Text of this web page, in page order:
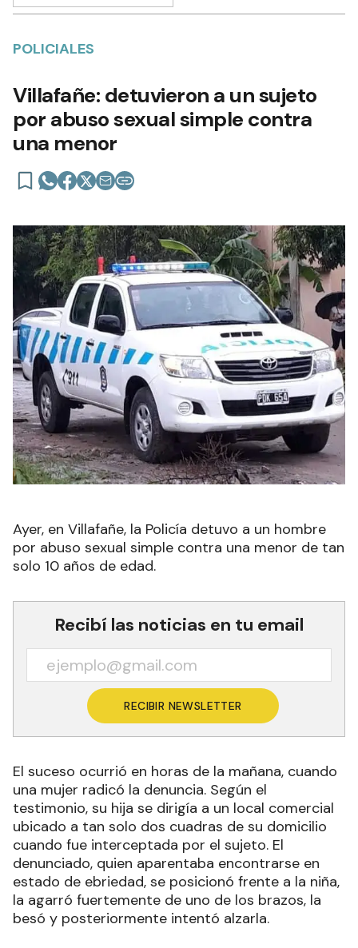
POLICIALES
Villafañe: detuvieron a un sujeto
por abuso sexual simple contra
una menor
Ayer, en Villafañe, la Policía detuvo a un hombre
por abuso sexual simple contra una menor de tan
solo 10 años de edad.
Recibí las noticias en tu email
RECIBIR NEWSLETTER
El suceso ocurrió en horas de la mañana, cuando
una mujer radicó la denuncia. Según el
testimonio, su hija se dirigía a un local comercial
ubicado a tan solo dos cuadras de su domicilio
cuando fue interceptada por el sujeto. El
denunciado, quien aparentaba encontrarse en
estado de ebriedad, se posicionó frente a la niña,
la agarró fuertemente de uno de los brazos, la
besó y posteriormente intentó alzarla.